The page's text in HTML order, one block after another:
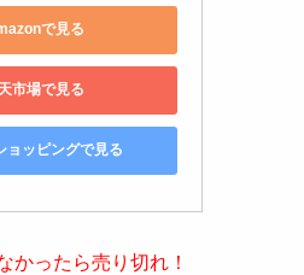
で見る
市場で見る
ョッピングで見る
かったら売り切れ！